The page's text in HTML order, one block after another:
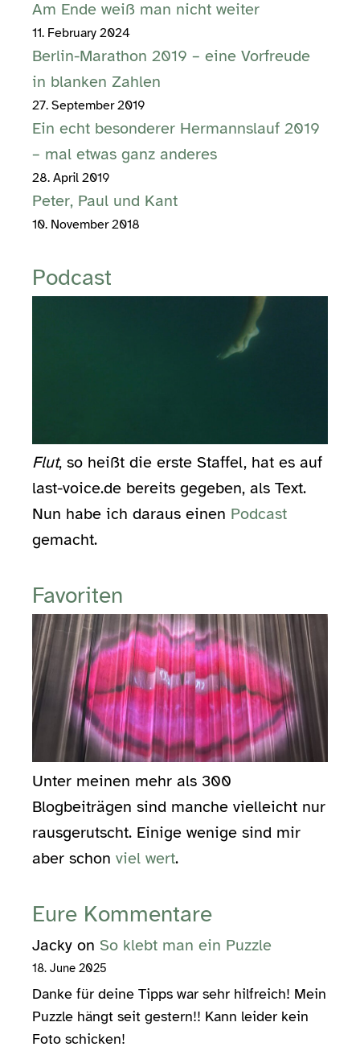
Am Ende weiß man nicht weiter
11. February 2024
Berlin-Marathon 2019 – eine Vorfreude
in blanken Zahlen
27. September 2019
Ein echt besonderer Hermannslauf 2019
– mal etwas ganz anderes
28. April 2019
Peter, Paul und Kant
10. November 2018
Podcast
Flut, so heißt die erste Staffel, hat es auf
last-voice.de bereits gegeben, als Text.
Nun habe ich daraus einen Podcast
gemacht.
Favoriten
Unter meinen mehr als 300
Blogbeiträgen sind manche vielleicht nur
rausgerutscht. Einige wenige sind mir
aber schon viel wert.
Eure Kommentare
Jacky on So klebt man ein Puzzle
18. June 2025
Danke für deine Tipps war sehr hilfreich! Mein
Puzzle hängt seit gestern!! Kann leider kein
Foto schicken!